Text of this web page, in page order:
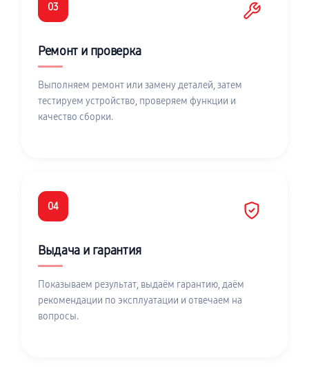
03
Ремонт и проверка
Выполняем ремонт или замену деталей, затем
тестируем устройство, проверяем функции и
качество сборки.
04
Выдача и гарантия
Показываем результат, выдаём гарантию, даём
рекомендации по эксплуатации и отвечаем на
вопросы.